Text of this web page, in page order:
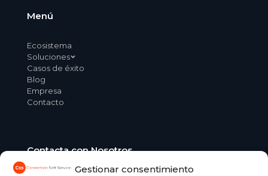
Gestionar consentimiento
Menú
Ecosistema
Soluciones
Casos de éxito
Blog
Empresa
Contacto
Contacta con Nosotros
C/ Aguacate, 41 28054 Madrid